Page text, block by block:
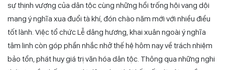
sự thịnh vượng của dân tộc cùng những hồi trống hội vang dội
mang ý nghĩa xua đuổi tà khí, đón chào năm mới với nhiều điều
tốt lành. Việc tổ chức Lễ dâng hương, khai xuân ngoài ý nghĩa
tâm linh còn góp phần nhắc nhở thế hệ hôm nay về trách nhiệm
bảo tồn, phát huy giá trị văn hóa dân tộc. Thông qua những nghi